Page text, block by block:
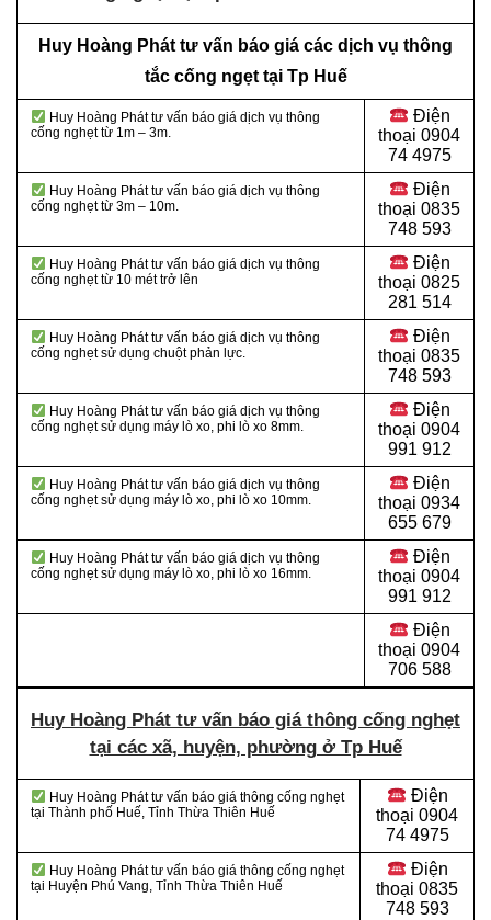
Huy Hoàng Phát tư vấn báo giá các dịch vụ thông
tắc cống ngẹt tại Tp Huế
Huy Hoàng Phát tư vấn báo giá dịch vụ thông
cống nghẹt từ 1m – 3m.
Điện
thoại 0904
74 4975
Huy Hoàng Phát tư vấn báo giá dịch vụ thông
cống nghẹt từ 3m – 10m.
Điện
thoại 0835
748 593
Huy Hoàng Phát tư vấn báo giá dịch vụ thông
cống nghẹt từ 10 mét trở lên
Điện
thoại 0825
281 514
Huy Hoàng Phát tư vấn báo giá dịch vụ thông
cống nghẹt sử dụng chuột phản lực.
Điện
thoại 0835
748 593
Huy Hoàng Phát tư vấn báo giá dịch vụ thông
cống nghẹt sử dụng máy lò xo, phi lò xo 8mm.
Điện
thoại 0904
991 912
Huy Hoàng Phát tư vấn báo giá dịch vụ thông
cống nghẹt sử dụng máy lò xo, phi lò xo 10mm.
Điện
thoại 0934
655 679
Huy Hoàng Phát tư vấn báo giá dịch vụ thông
cống nghẹt sử dụng máy lò xo, phi lò xo 16mm.
Điện
thoại 0904
991 912
Điện
thoại 0904
706 588
Huy Hoàng Phát tư vấn báo giá thông cống nghẹt
tại các xã, huyện, phường ở Tp Huế
Huy Hoàng Phát tư vấn báo giá thông cống nghẹt
tại Thành phố Huế, Tỉnh Thừa Thiên Huế
Điện
thoại 0904
74 4975
Huy Hoàng Phát tư vấn báo giá thông cống nghẹt
tại Huyện Phú Vang, Tỉnh Thừa Thiên Huế
Điện
thoại 0835
748 593